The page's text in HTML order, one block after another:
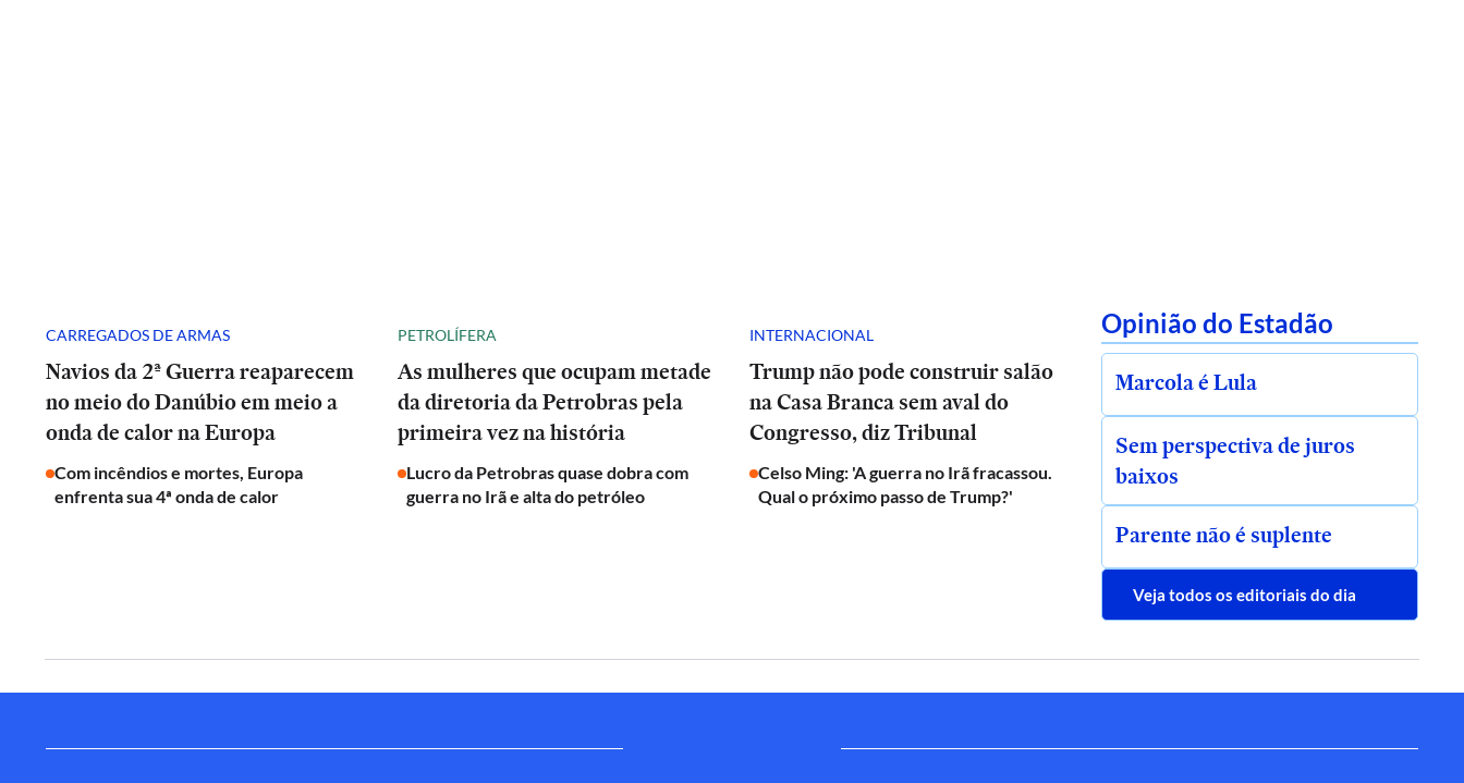
CARREGADOS DE ARMAS
Navios da 2ª Guerra reaparecem
no meio do Danúbio em meio a
onda de calor na Europa
Com incêndios e mortes, Europa
enfrenta sua 4ª onda de calor
PETROLÍFERA
As mulheres que ocupam metade
da diretoria da Petrobras pela
primeira vez na história
Lucro da Petrobras quase dobra com
guerra no Irã e alta do petróleo
INTERNACIONAL
Trump não pode construir salão
na Casa Branca sem aval do
Congresso, diz Tribunal
Celso Ming: 'A guerra no Irã fracassou.
Qual o próximo passo de Trump?'
Opinião do Estadão
Marcola é Lula
Sem perspectiva de juros
baixos
Parente não é suplente
Veja todos os editoriais do dia